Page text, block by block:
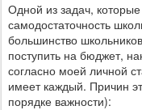
Одной из задач,
самодостаточность
большинство
поступить на бюджет,
согласно моей личной
имеет каждый. Причин
порядке важности):